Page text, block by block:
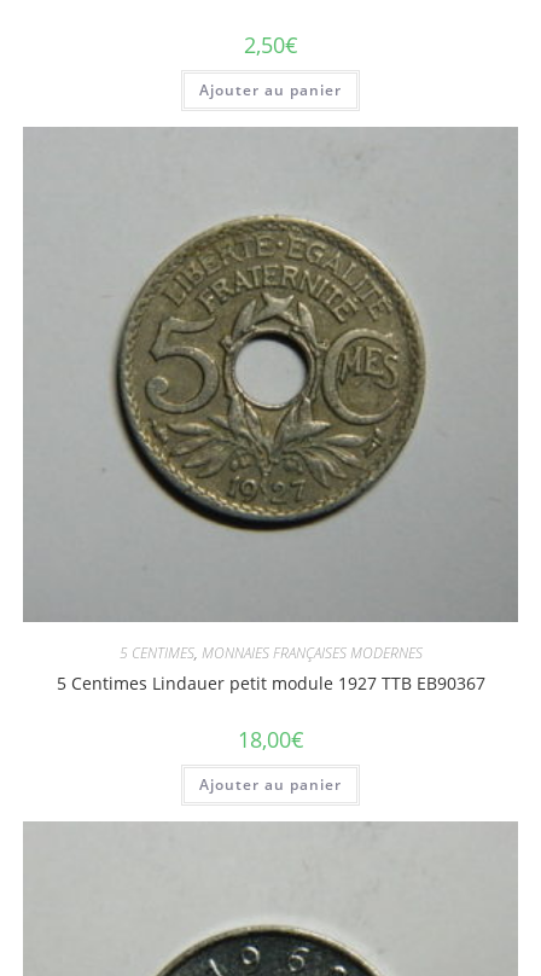
2,50€
Ajouter au panier
5 CENTIMES, MONNAIES FRANÇAISES MODERNES
5 Centimes Lindauer petit module 1927 TTB EB90367
18,00€
Ajouter au panier